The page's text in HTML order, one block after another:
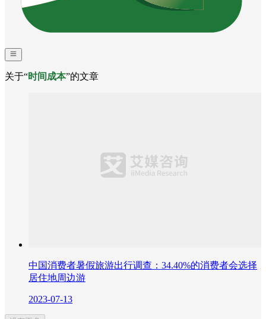
关于“时间成本”的文章
中国消费者暑假旅游出行调查：34.40%的消费者会选择
居住地周边游
2023-07-13